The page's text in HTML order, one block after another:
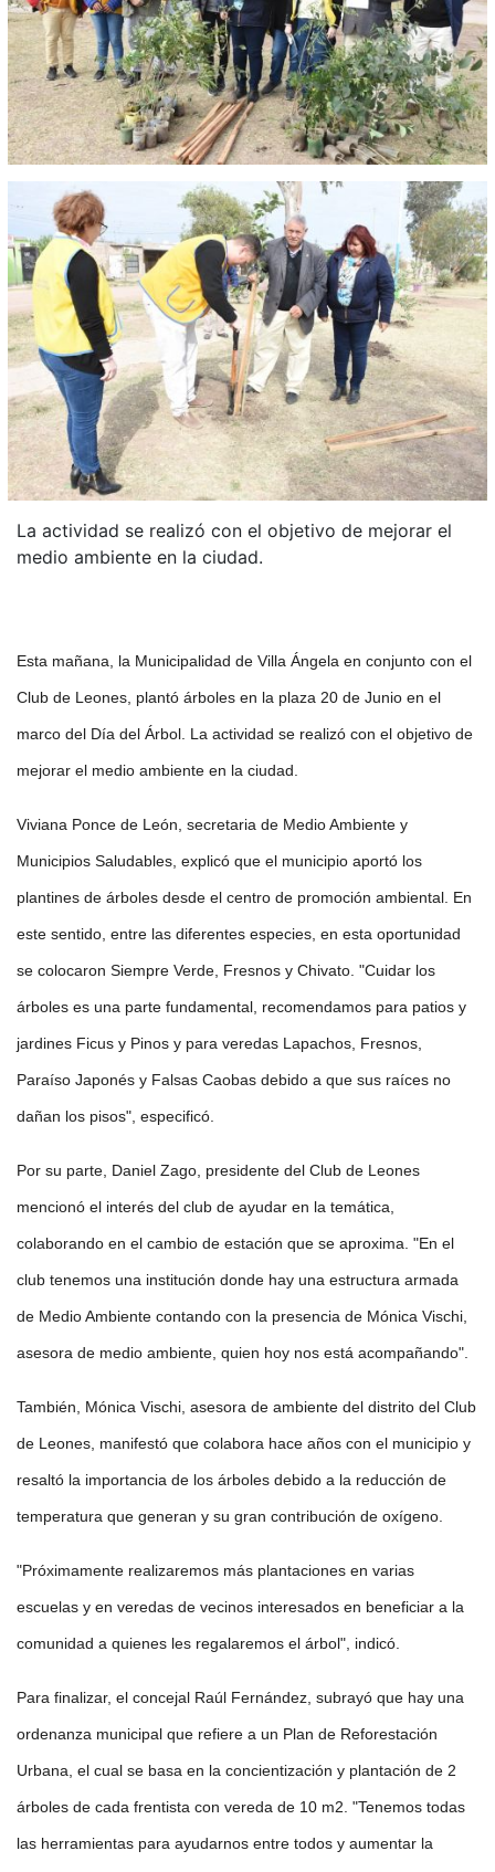
La actividad se realizó con el objetivo de mejorar el
medio ambiente en la ciudad.
Esta mañana, la Municipalidad de Villa Ángela en conjunto con el
Club de Leones, plantó árboles en la plaza 20 de Junio en el
marco del Día del Árbol. La actividad se realizó con el objetivo de
mejorar el medio ambiente en la ciudad.
Viviana Ponce de León, secretaria de Medio Ambiente y
Municipios Saludables, explicó que el municipio aportó los
plantines de árboles desde el centro de promoción ambiental. En
este sentido, entre las diferentes especies, en esta oportunidad
se colocaron Siempre Verde, Fresnos y Chivato. "Cuidar los
árboles es una parte fundamental, recomendamos para patios y
jardines Ficus y Pinos y para veredas Lapachos, Fresnos,
Paraíso Japonés y Falsas Caobas debido a que sus raíces no
dañan los pisos", especificó.
Por su parte, Daniel Zago, presidente del Club de Leones
mencionó el interés del club de ayudar en la temática,
colaborando en el cambio de estación que se aproxima. "En el
club tenemos una institución donde hay una estructura armada
de Medio Ambiente contando con la presencia de Mónica Vischi,
asesora de medio ambiente, quien hoy nos está acompañando".
También, Mónica Vischi, asesora de ambiente del distrito del Club
de Leones, manifestó que colabora hace años con el municipio y
resaltó la importancia de los árboles debido a la reducción de
temperatura que generan y su gran contribución de oxígeno.
"Próximamente realizaremos más plantaciones en varias
escuelas y en veredas de vecinos interesados en beneficiar a la
comunidad a quienes les regalaremos el árbol", indicó.
Para finalizar, el concejal Raúl Fernández, subrayó que hay una
ordenanza municipal que refiere a un Plan de Reforestación
Urbana, el cual se basa en la concientización y plantación de 2
árboles de cada frentista con vereda de 10 m2. "Tenemos todas
las herramientas para ayudarnos entre todos y aumentar la